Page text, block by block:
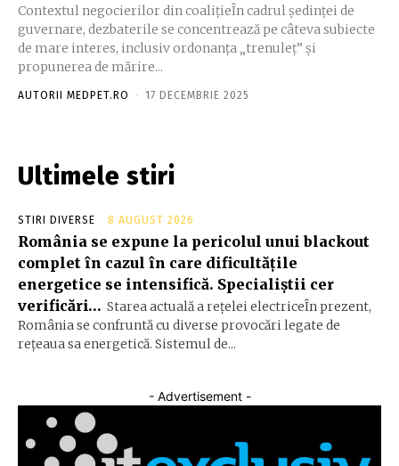
Contextul negocierilor din coalițieÎn cadrul ședinței de
guvernare, dezbaterile se concentrează pe câteva subiecte
de mare interes, inclusiv ordonanța „trenuleț” și
propunerea de mărire...
AUTORII MEDPET.RO - 17 DECEMBRIE 2025
Ultimele stiri
STIRI DIVERSE 8 AUGUST 2026
România se expune la pericolul unui blackout
complet în cazul în care dificultățile
energetice se intensifică. Specialiștii cer
verificări… Starea actuală a rețelei electriceÎn prezent,
România se confruntă cu diverse provocări legate de
rețeaua sa energetică. Sistemul de...
- Advertisement -